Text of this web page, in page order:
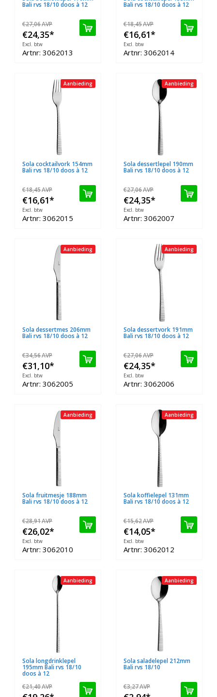
Bali rvs 18/10 doos à 12
€27,06AVP
€24,35*
Excl. btw
Artnr: 3062013
Bali rvs 18/10 doos à 12
€18,45AVP
€16,61*
Excl. btw
Artnr: 3062014
Aanbieding
Sola cocktailvork 154mm
Bali rvs 18/10 doos à 12
€18,45AVP
€16,61*
Excl. btw
Artnr: 3062015
Aanbieding
Sola dessertlepel 190mm
Bali rvs 18/10 doos à 12
€27,06AVP
€24,35*
Excl. btw
Artnr: 3062007
Aanbieding
Sola dessertmes 206mm
Bali rvs 18/10 doos à 12
€34,56AVP
€31,10*
Excl. btw
Artnr: 3062005
Aanbieding
Sola dessertvork 191mm
Bali rvs 18/10 doos à 12
€27,06AVP
€24,35*
Excl. btw
Artnr: 3062006
Aanbieding
Sola fruitmesje 188mm
Bali rvs 18/10 doos à 12
€28,91AVP
€26,02*
Excl. btw
Artnr: 3062010
Aanbieding
Sola koffielepel 131mm
Bali rvs 18/10 doos à 12
€15,62AVP
€14,05*
Excl. btw
Artnr: 3062012
Aanbieding
Sola longdrinklepel
195mm Bali rvs 18/10
doos à 12
€21,40AVP
Aanbieding
Sola saladelepel 212mm
Bali rvs 18/10
€3,27AVP